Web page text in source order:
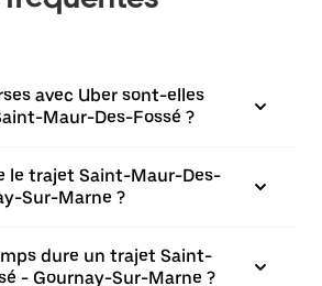
avec Uber sont-elles
Maur-Des-Fossé ?
le trajet Saint-Maur-Des-
Sur-Marne ?
dure un trajet Saint-
- Gournay-Sur-Marne ?